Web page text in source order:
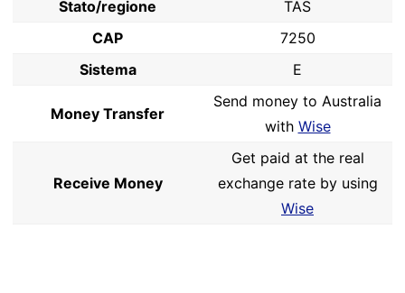
Stato/regione
TAS
CAP
7250
Sistema
E
Money Transfer
Send money to Australia
with Wise
Receive Money
Get paid at the real
exchange rate by using
Wise